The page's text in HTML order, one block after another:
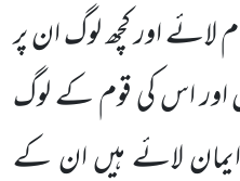
لائے اور کچھ لوگ ان پر
اس کی قوم کے لوگ
لائے ہیں ان کے